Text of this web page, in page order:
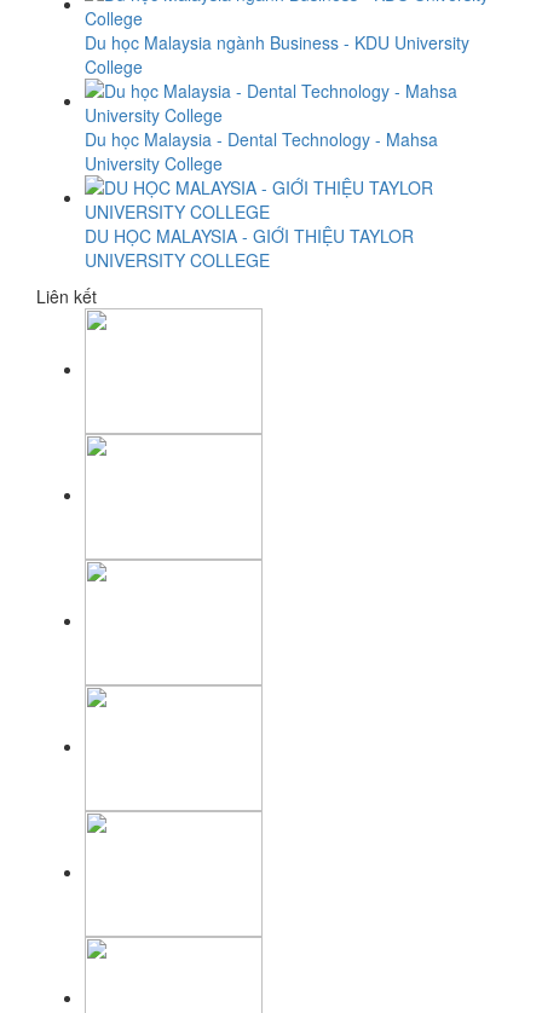
Du học Malaysia ngành Business - KDU University
College
Du học Malaysia - Dental Technology - Mahsa
University College
DU HỌC MALAYSIA - GIỚI THIỆU TAYLOR
UNIVERSITY COLLEGE
Liên kết